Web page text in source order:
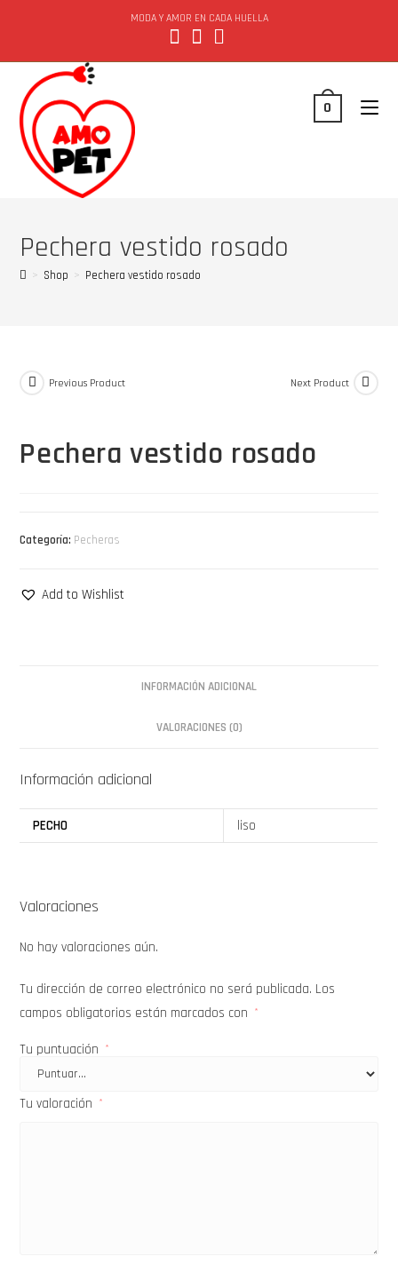
MODA Y AMOR EN CADA HUELLA
0
Pechera vestido rosado
> Shop > Pechera vestido rosado
Previous Product Next Product
Pechera vestido rosado
Categoría: Pecheras
Add to Wishlist
INFORMACIÓN ADICIONAL
VALORACIONES (0)
Información adicional
PECHO liso
Valoraciones
No hay valoraciones aún.
Tu dirección de correo electrónico no será publicada. Los
campos obligatorios están marcados con
*
Tu puntuación *
Tu valoración *